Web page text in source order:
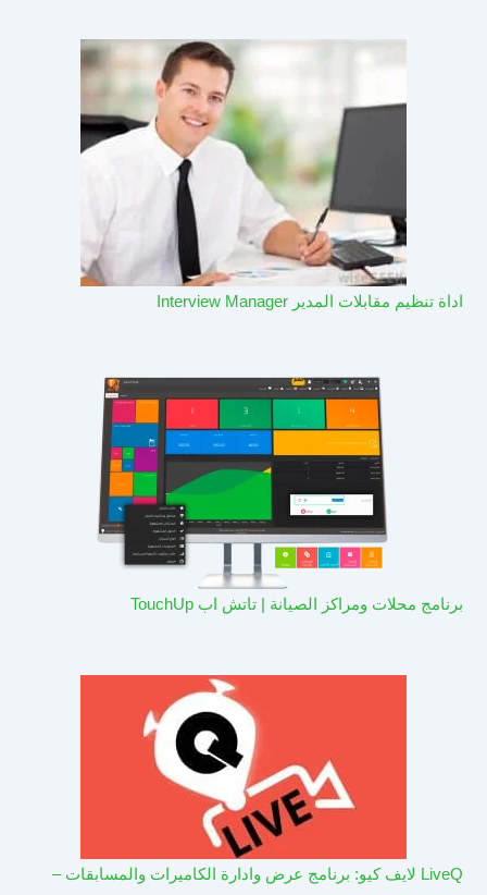
اداة تنظيم مقابلات المدير Interview Manager
برنامج محلات ومراكز الصيانة | تاتش اب TouchUp
LiveQ لايف كيو: برنامج عرض وادارة الكاميرات والمسابقات –